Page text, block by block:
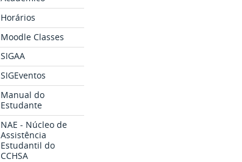
Horários
Moodle Classes
SIGAA
SIGEventos
Manual do
Estudante
NAE - Núcleo de
Assistência
Estudantil do
CCHSA